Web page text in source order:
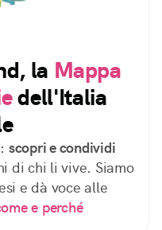
la Mappa
dell'Italia
scopri e condividi
di chi li vive. Siamo
e dà voce alle
e perché